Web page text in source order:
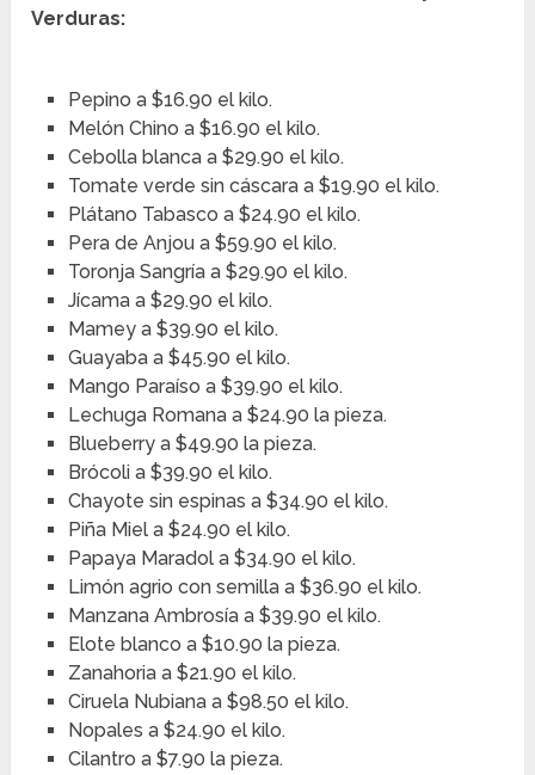
Verduras:
Pepino a $16.90 el kilo.
Melón Chino a $16.90 el kilo.
Cebolla blanca a $29.90 el kilo.
Tomate verde sin cáscara a $19.90 el kilo.
Plátano Tabasco a $24.90 el kilo.
Pera de Anjou a $59.90 el kilo.
Toronja Sangría a $29.90 el kilo.
Jícama a $29.90 el kilo.
Mamey a $39.90 el kilo.
Guayaba a $45.90 el kilo.
Mango Paraíso a $39.90 el kilo.
Lechuga Romana a $24.90 la pieza.
Blueberry a $49.90 la pieza.
Brócoli a $39.90 el kilo.
Chayote sin espinas a $34.90 el kilo.
Piña Miel a $24.90 el kilo.
Papaya Maradol a $34.90 el kilo.
Limón agrio con semilla a $36.90 el kilo.
Manzana Ambrosía a $39.90 el kilo.
Elote blanco a $10.90 la pieza.
Zanahoria a $21.90 el kilo.
Ciruela Nubiana a $98.50 el kilo.
Nopales a $24.90 el kilo.
Cilantro a $7.90 la pieza.